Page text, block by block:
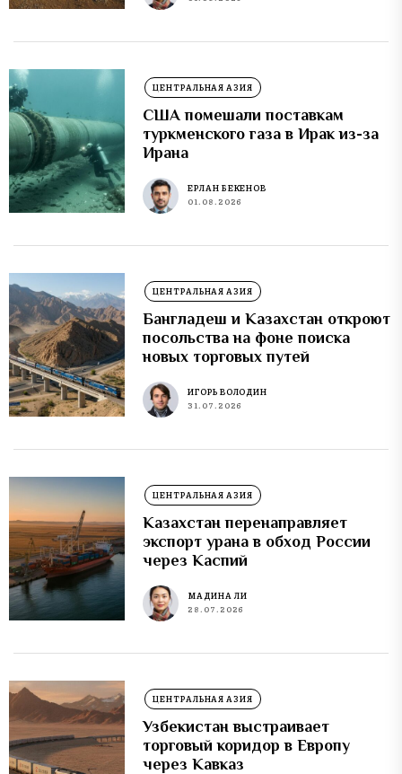
ЦЕНТРАЛЬНАЯ АЗИЯ
США помешали поставкам
туркменского газа в Ирак из-за
Ирана
ЕРЛАН БЕКЕНОВ
01.08.2026
ЦЕНТРАЛЬНАЯ АЗИЯ
Бангладеш и Казахстан откроют
посольства на фоне поиска
новых торговых путей
ИГОРЬ ВОЛОДИН
31.07.2026
ЦЕНТРАЛЬНАЯ АЗИЯ
Казахстан перенаправляет
экспорт урана в обход России
через Каспий
МАДИНА ЛИ
28.07.2026
ЦЕНТРАЛЬНАЯ АЗИЯ
Узбекистан выстраивает
торговый коридор в Европу
через Кавказ